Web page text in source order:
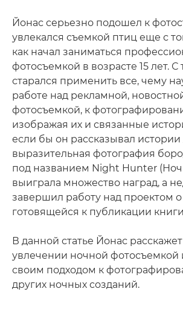
Йонас серьезно подошел к
увлекался съемкой птиц еще с
как начал заниматься
фотосъемкой в возрасте 15 лет. С
старался применить все, чему
работе над рекламной,
фотосъемкой, к
изображая их и связанные
если бы он рассказывал
выразительная фотография
под названием Night Hunter
выиграла множество наград, а
завершил работу над проектом о
готовящейся к публикации
В данной статье Йонас
увлечении ночной фотосъемкой
своим подходом к
других ночных созданий.